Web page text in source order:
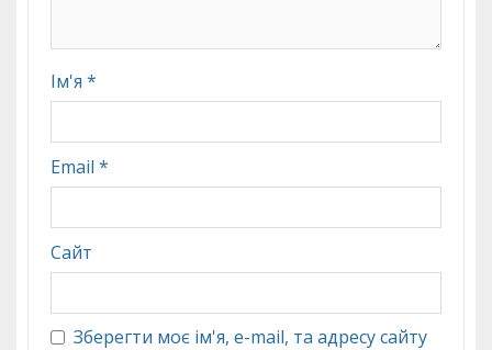
Ім'я *
Email *
Сайт
Зберегти моє ім'я, e-mail, та адресу сайту